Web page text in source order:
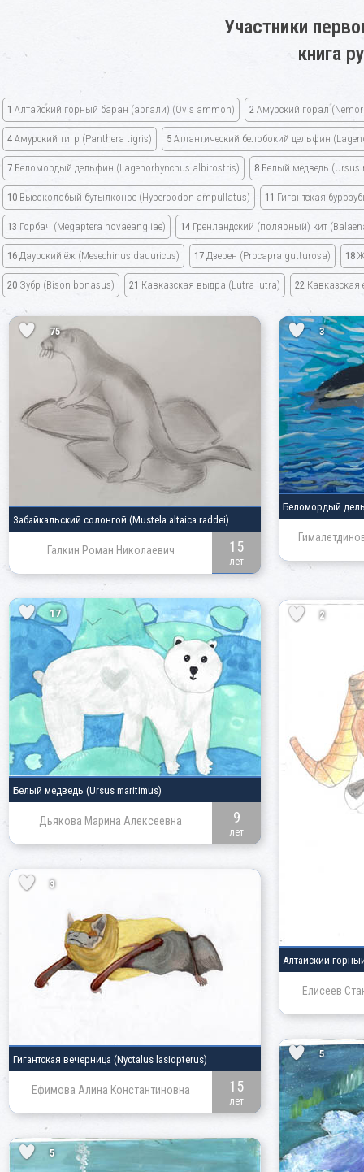
Участники
книга
1 Алтайский горный баран (аргали) (Ovis ammon) 2 Амурский горал
4 Амурский тигр (Panthera tigris) 5 Атлантический белобокий дельфин
7 Беломордый дельфин (Lagenorhynchus albirostris) 8 Белый медведь
10 Высоколобый бутылконос (Hyperoodon ampullatus) 11 Гигантская
13 Горбач (Megaptera novaeangliae) 14 Гренландский (полярный) кит
16 Даурский ёж (Mesechinus dauuricus) 17 Дзерен (Procapra gutturosa) 18
20 Зубр (Bison bonasus) 21 Кавказская выдра (Lutra lutra) 22
75
Забайкальский солонгой (Mustela altaica raddei)
Галкин Роман Николаевич 15
лет
3
Беломордый
17
Белый медведь (Ursus maritimus)
Дьякова Марина Алексеевна 9
лет
2
Алтайский
Елисеев
3
Гигантская вечерница (Nyctalus lasiopterus)
Ефимова Алина Константиновна 15
лет
5
5